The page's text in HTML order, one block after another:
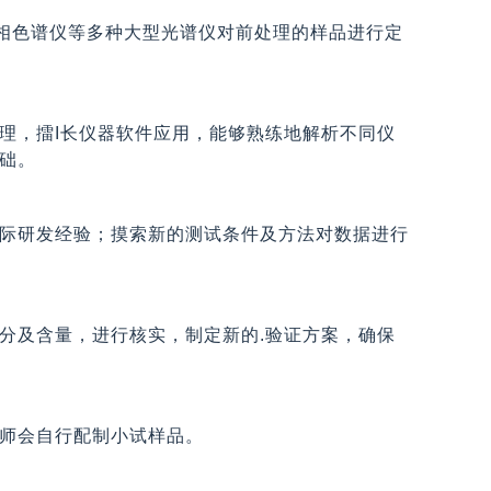
谱仪等多种大型光谱仪对前处理的样品进行定
，擂I长仪器软件应用，能够熟练地解析不同仪
。
研发经验；摸索新的测试条件及方法对数据进行
及含量，进行核实，制定新的.验证方案，确保
会自行配制小试样品。